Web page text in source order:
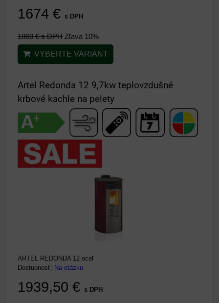
1674 € s DPH
1860 €s DPH Zľava 10%
VYBERTE VARIANT
Artel Redonda 12 9,7kw teplovzdušné
krbové kachle na pelety
ARTEL REDONDA 12 oceľ
Dostupnosť: Na otázku
1939,50 € s DPH